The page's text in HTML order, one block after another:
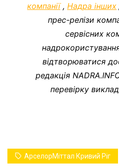
компанії, Надра інших
прес-релізи
сервісних
відтворюватися
редакція
перевірку
АрселорМіттал Кривий Ріг